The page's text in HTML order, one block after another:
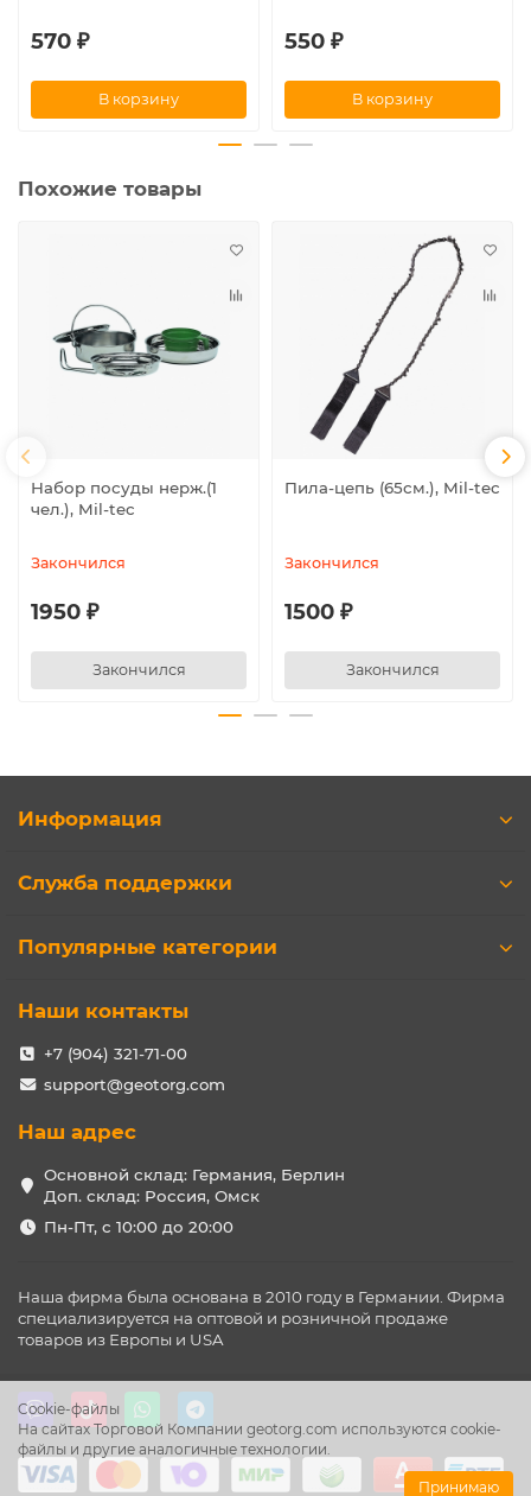
570 ₽
В корзину
550 ₽
В корзину
Похожие товары
Набор посуды нерж.(1
чел.), Mil-tec
Закончился
1950 ₽
Закончился
Пила-цепь (65см.), Mil-tec
Закончился
1500 ₽
Закончился
Cookie-файлы
На сайтах Торговой Компании geotorg.com используются cookie-
файлы и другие аналогичные технологии.
Принимаю
Информация
Служба поддержки
Популярные категории
Наши контакты
+7 (904) 321-71-00
support@geotorg.com
Наш адрес
Основной склад: Германия, Берлин
Доп. склад: Россия, Омск
Пн-Пт, с 10:00 до 20:00
Наша фирма была основана в 2010 году в Германии. Фирма
специализируется на оптовой и розничной продаже
товаров из Европы и USA